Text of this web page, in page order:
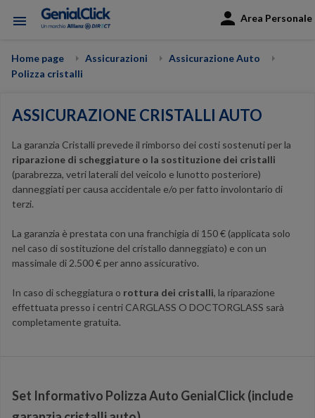
Area Personale
menu
Home page Assicurazioni
Assicurazione Auto
Polizza cristalli
ASSICURAZIONE CRISTALLI AUTO
La garanzia Cristalli prevede il rimborso dei costi sostenuti per la
riparazione di scheggiature o la sostituzione dei cristalli
(parabrezza, vetri laterali del veicolo e lunotto posteriore)
danneggiati per causa accidentale e/o per fatto involontario di
terzi.
La garanzia è prestata con una franchigia di 150 € (applicata solo
nel caso di sostituzione del cristallo danneggiato) e con un
massimale di 2.500 € per anno assicurativo.
In caso di scheggiatura o rottura dei cristalli, la riparazione
effettuata presso i centri CARGLASS O DOCTORGLASS sarà
completamente gratuita.
Set Informativo Polizza Auto GenialClick (include